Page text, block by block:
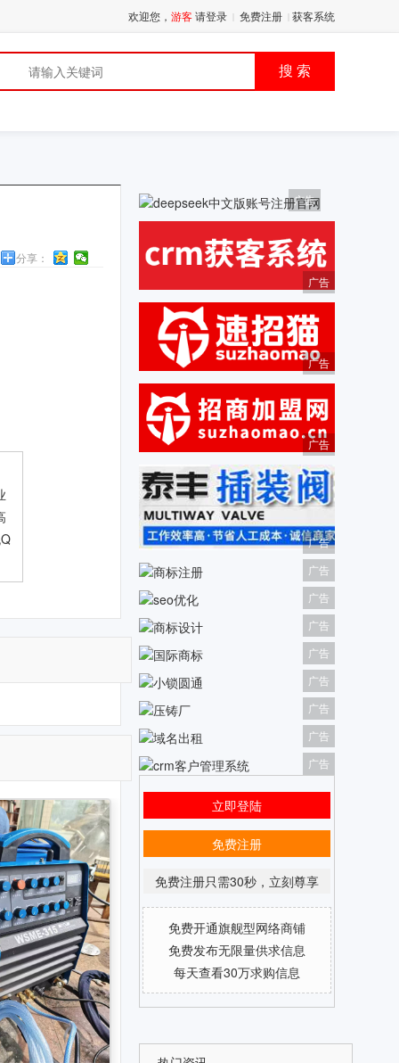
欢迎您， 游客请登录 免费注册 获客系统
搜 索
分享：
广告
广告
广告
广告
广告
广告
广告
广告
广告
广告
广告
广告
广告
立即登陆
免费注册
免费注册只需30秒，立刻尊享
免费开通旗舰型网络商铺
免费发布无限量供求信息
每天查看30万求购信息